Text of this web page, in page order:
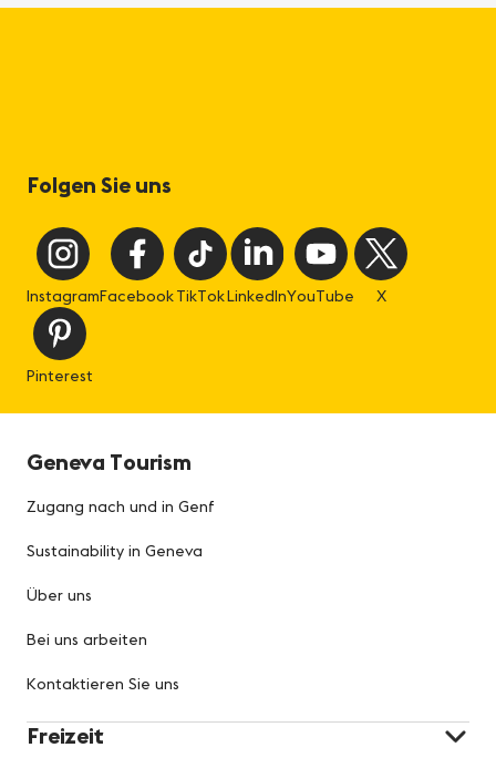
Folgen Sie uns
InstagramFacebookTikTokLinkedInYouTube X
Pinterest
Geneva Tourism
Zugang nach und in Genf
Sustainability in Geneva
Über uns
Bei uns arbeiten
Kontaktieren Sie uns
Freizeit